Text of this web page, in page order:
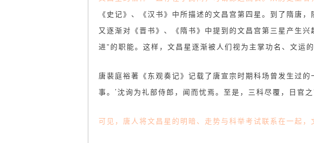
《史记》、《汉书》中所描述的文昌宫第四星。到了隋唐
又逐渐对《晋书》、《隋书》中提到的文昌宫第三星产生
进”的职能。这样，文昌星逐渐被人们视为主掌功名、文运的
唐裴庭裕著《东观奏记》记载了唐宣宗时期科场曾发生过
事。’沈询为礼部侍郎，闻而忧焉。至是，三科尽覆，日官
可见，唐人将文昌星的明暗、走势与科举考试联系在一起，